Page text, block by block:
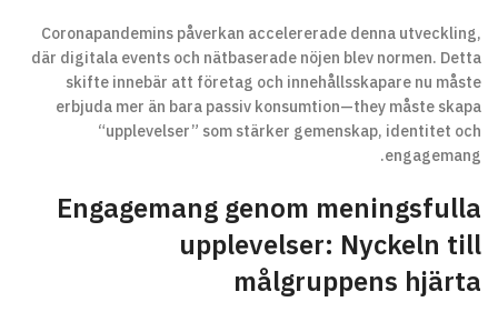
Coronapandemins påverkan accelererade denna utveckling,
där digitala events och nätbaserade nöjen blev normen. Detta
skifte innebär att företag och innehållsskapare nu måste
erbjuda mer än bara passiv konsumtion—they måste skapa
“upplevelser” som stärker gemenskap, identitet och
engagemang.
Engagemang genom meningsfulla
upplevelser: Nyckeln till
målgruppens hjärta